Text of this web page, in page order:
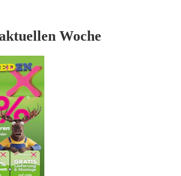
Woche